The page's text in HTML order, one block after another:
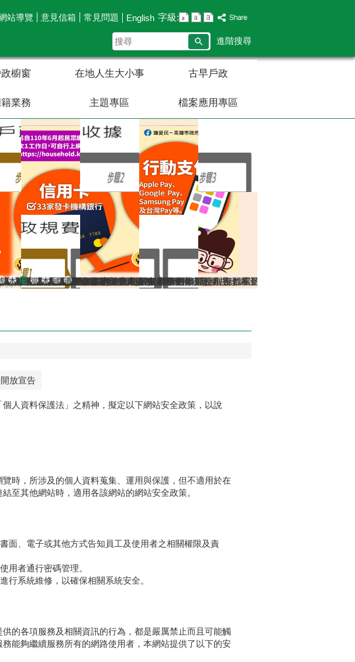
站導覽 意見信箱 常見問題 English 字級:
搜
尋
進階搜尋
政櫥窗 在地人生大小事 古早戶政
籍業務 主題專區 檔案應用專區
所
照表（115年7月1日生效）
境未滿2年，亦得依當事人出境事實辦理遷出登記。
話語音或簡訊確認或索取個人資料，如果接獲不明戶政語音或簡訊通知，或自稱
戶籍登記服務已開放多項，歡迎多加運用!
列原住民族文字，113年5月29日姓名條例修正公布後，不受應使用中文文字之限制
件，委託他人辦理各類案件，相關書表請由本人親自簽名或蓋章，以免觸法!
結婚拍照背板介紹
一 請依居住事實辦理遷徙登記
線上申辦服務再升級！符合申辦資格，可使用自然人憑證線上申辦，省時又便民!
報遷徙小心觸法
本市戶政事務所提供多元繳納戶政規費管道，減少現金找零的不便！
戶政規費收據查詢
當事人死亡不得再委託辦理各項戶籍登記業務
本所服務時間及特殊時段無法辦理事項說明
國民身分證網路掛失服務
遷戶口要到遷入地戶政事務所辦理，別跑錯囉!
放宣告
人資料保護法」之精神，擬定以下網站安全政策，以說
時，所涉及的個人資料蒐集、運用與保護，但不適用於在
至其他網站時，適用各該網站的網站安全政策。
面、電子或其他方式告知員工及使用者之相關權限及責
用者通行密碼管理。
行系統維修，以確保相關系統安全。
的各項服務及相關資訊的行為，都是嚴厲禁止而且可能觸
能夠繼續服務所有的網路使用者，本網站提供了以下的安